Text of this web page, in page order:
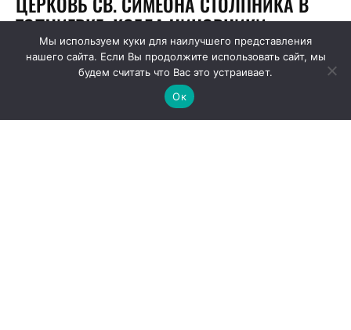
Мы используем куки для наилучшего представления
нашего сайта. Если Вы продолжите использовать сайт, мы
будем считать что Вас это устраивает.
Ок